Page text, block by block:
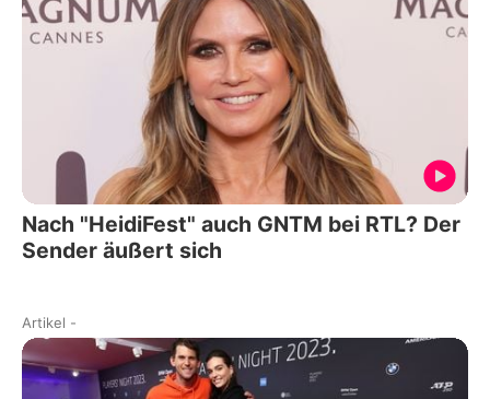
Nach "HeidiFest" auch GNTM bei RTL? Der
Sender äußert sich
Artikel -